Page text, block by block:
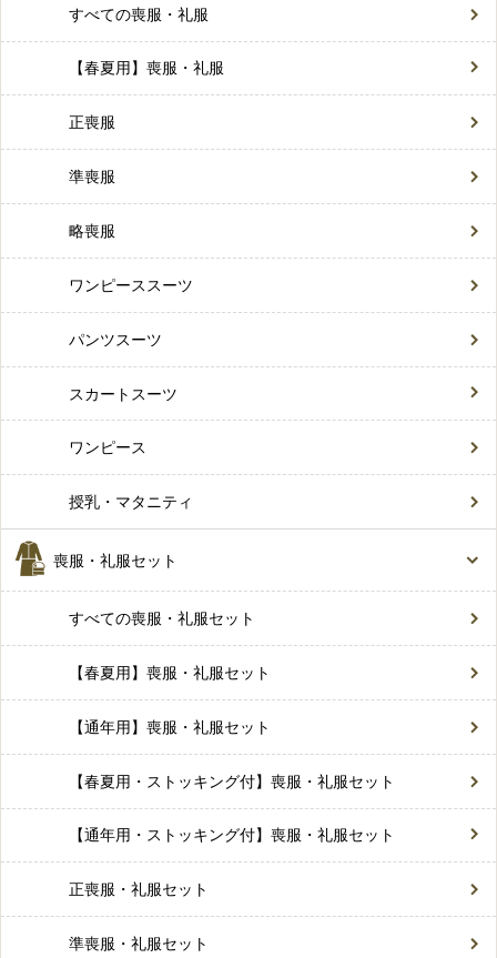
すべての喪服・礼服
【春夏用】喪服・礼服
正喪服
準喪服
略喪服
ワンピーススーツ
パンツスーツ
スカートスーツ
ワンピース
授乳・マタニティ
喪服・礼服セット
すべての喪服・礼服セット
【春夏用】喪服・礼服セット
【通年用】喪服・礼服セット
【春夏用・ストッキング付】喪服・礼服セット
【通年用・ストッキング付】喪服・礼服セット
正喪服・礼服セット
準喪服・礼服セット